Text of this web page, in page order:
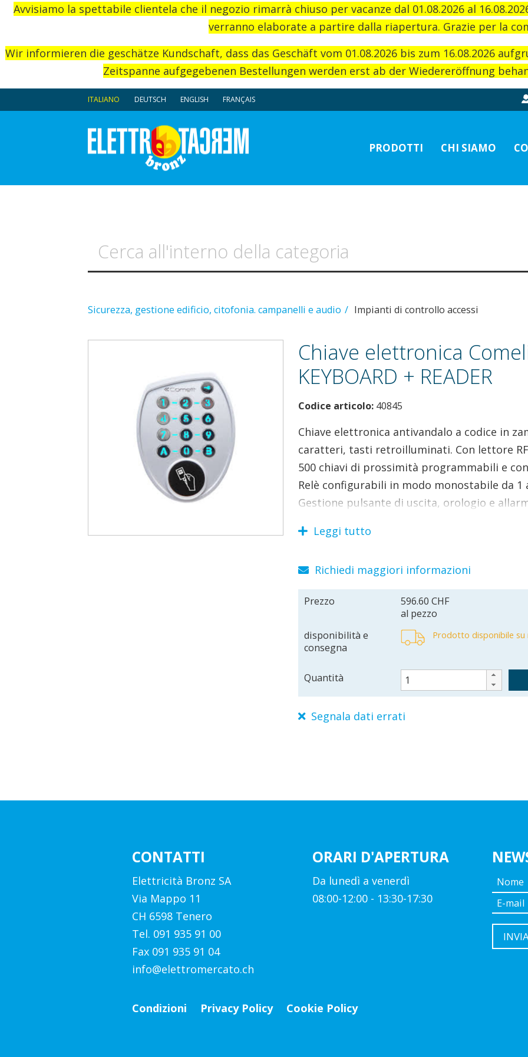
Avvisiamo la spettabile clientela che il negozio rimarrà chiuso per vacanze dal 01.08.2026 al
verranno elaborate a partire dalla riapertura. Grazie per la
Wir informieren die geschätze Kundschaft, dass das Geschäft vom 01.08.2026 bis zum 16.08.2026
Zeitspanne aufgegebenen Bestellungen werden erst ab der Wiedereröffnung
ITALIANO DEUTSCH ENGLISH FRANÇAIS
PRODOTTI CHI SIAMO
Sicurezza, gestione edificio, citofonia. campanelli e audio Impianti di controllo accessi
Chiave elettronica
KEYBOARD + READER
Codice articolo: 40845
Chiave elettronica antivandalo a codice in
caratteri, tasti retroilluminati. Con lettore
500 chiavi di prossimità programmabili e
Relè configurabili in modo monostabile da 1
Gestione pulsante di uscita, orologio e
RS485. Temperatura da -25 °C a +55 °C,
Leggi tutto
Richiedi maggiori informazioni
Prezzo
596.60 CHF
al pezzo
disponibilità e
consegna
Prodotto disponibile su
Quantità
Segnala dati errati
CONTATTI
Elettricità Bronz SA
Via Mappo 11
CH 6598 Tenero
Tel. 091 935 91 00
Fax 091 935 91 04
info@elettromercato.ch
ORARI D'APERTURA
Da lunedì a venerdì
08:00-12:00 - 13:30-17:30
Condizioni Privacy Policy Cookie Policy